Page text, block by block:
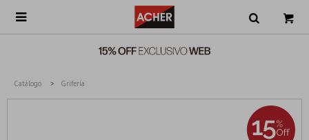

Catálogo Grifería